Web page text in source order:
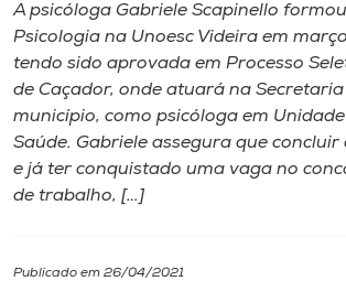
A
Unoesc
Internacionalização
I.nova
A psicóloga Gabriele Scapinello
Psicologia na Unoesc Videira em
tendo sido aprovada em Processo
de Caçador, onde atuará na Secretaria
município, como psicóloga em
Saúde. Gabriele assegura que
e já ter conquistado uma vaga no
de trabalho, […]
Publicado em 26/04/2021